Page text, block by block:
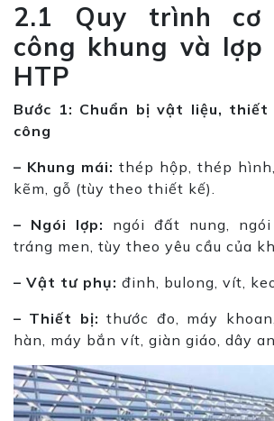
2.1 Quy trình
công khung và lợp
HTP
Bước 1: Chuẩn bị vật liệu,
công
– Khung mái: thép hộp, thép
kẽm, gỗ (tùy theo thiết kế).
– Ngói lợp: ngói đất nung,
tráng men, tùy theo yêu cầu của
– Vật tư phụ: đinh, bulong, vít,
– Thiết bị: thước đo, máy
hàn, máy bắn vít, giàn giáo, dây